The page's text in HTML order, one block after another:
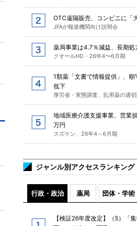
OTC遠隔販売、コンビニに「
JFAが報道機関向け説明会
薬局事業は4.7％減益、長期処
クオールHD・26年4〜6月期
1類薬「文書で情報提供」、順
低下
厚労省・実態調査、乱用薬の適
地域医療介護支援事業、営業
万円
スズケン、26年4～6月期
ジャンル別アクセスランキング
行政・政治 薬局 団体・学術
【検証26年度改定】（5）「